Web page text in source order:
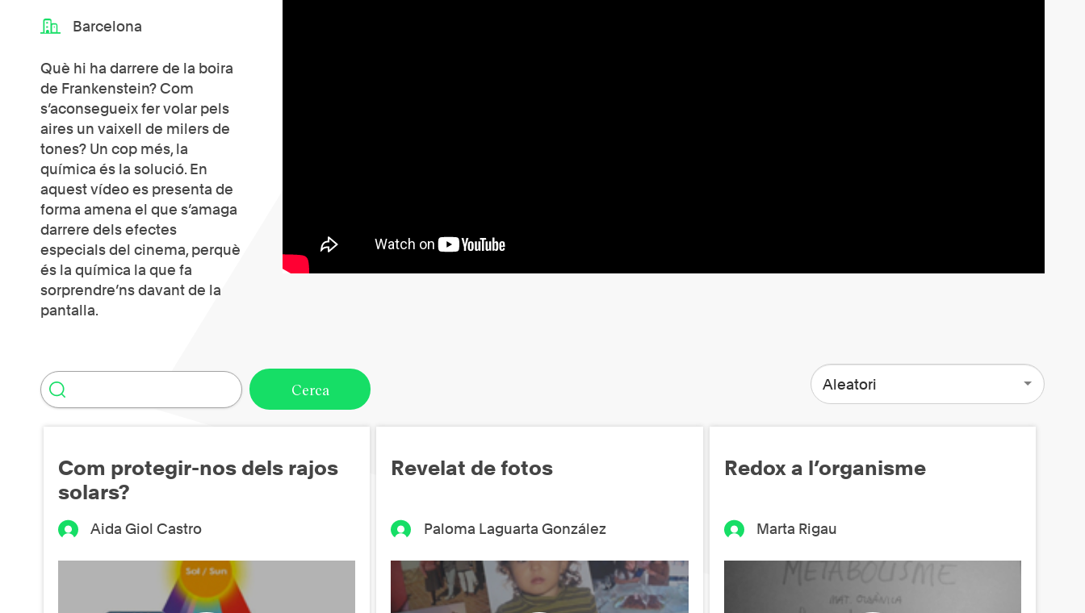
Barcelona
Què hi ha darrere de la boira
de Frankenstein? Com
s’aconsegueix fer volar pels
aires un vaixell de milers de
tones? Un cop més, la
química és la solució. En
aquest vídeo es presenta de
forma amena el que s’amaga
darrere dels efectes
especials del cinema, perquè
és la química la que fa
sorprendre’ns davant de la
pantalla.
Aleatori
Com protegir-nos dels rajos
solars?
Aida Giol Castro
Revelat de fotos
Paloma Laguarta González
Redox a l’organisme
Marta Rigau